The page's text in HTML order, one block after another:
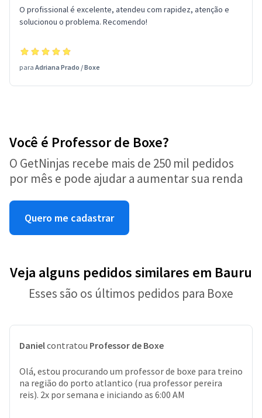
O profissional é excelente, atendeu com rapidez, atenção e
solucionou o problema. Recomendo!
para Adriana Prado /Boxe
Você é Professor de Boxe?
O GetNinjas recebe mais de 250 mil pedidos
por mês e pode ajudar a aumentar sua renda
Quero me cadastrar
Veja alguns pedidos similares em Bauru
Esses são os últimos pedidos para Boxe
Danielcontratou Professor de Boxe
Olá, estou procurando um professor de boxe para treino
na região do porto atlantico (rua professor pereira
reis). 2x por semana e iniciando as 6:00 AM